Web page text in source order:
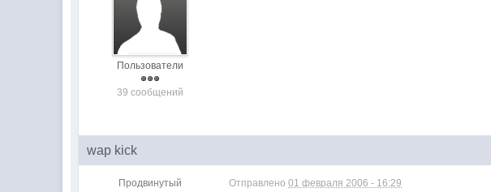
Пользователи
39 сообщений
wap kick
Продвинутый
Отправлено01 февраля 2006 - 16:29